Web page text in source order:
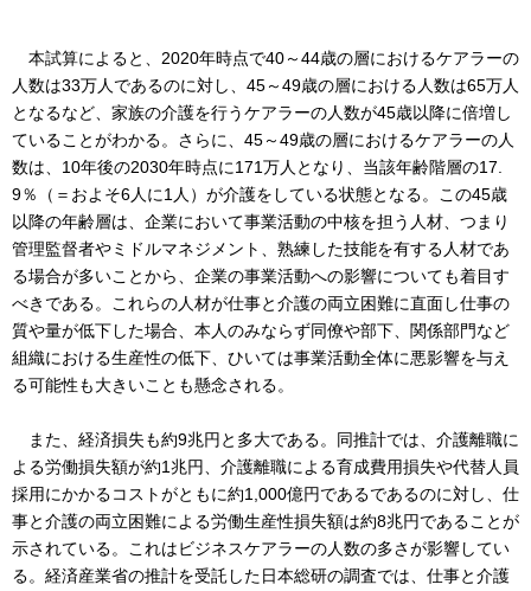
本試算によると、2020年時点で40～44歳の層におけるケアラーの
人数は33万人であるのに対し、45～49歳の層における人数は65万人
となるなど、家族の介護を行うケアラーの人数が45歳以降に倍増し
ていることがわかる。さらに、45～49歳の層におけるケアラーの人
数は、10年後の2030年時点に171万人となり、当該年齢階層の17.
9％（＝およそ6人に1人）が介護をしている状態となる。この45歳
以降の年齢層は、企業において事業活動の中核を担う人材、つまり
管理監督者やミドルマネジメント、熟練した技能を有する人材であ
る場合が多いことから、企業の事業活動への影響についても着目す
べきである。これらの人材が仕事と介護の両立困難に直面し仕事の
質や量が低下した場合、本人のみならず同僚や部下、関係部門など
組織における生産性の低下、ひいては事業活動全体に悪影響を与え
る可能性も大きいことも懸念される。
また、経済損失も約9兆円と多大である。同推計では、介護離職に
よる労働損失額が約1兆円、介護離職による育成費用損失や代替人員
採用にかかるコストがともに約1,000億円であるであるのに対し、仕
事と介護の両立困難による労働生産性損失額は約8兆円であることが
示されている。これはビジネスケアラーの人数の多さが影響してい
る。経済産業省の推計を受託した日本総研の調査では、仕事と介護